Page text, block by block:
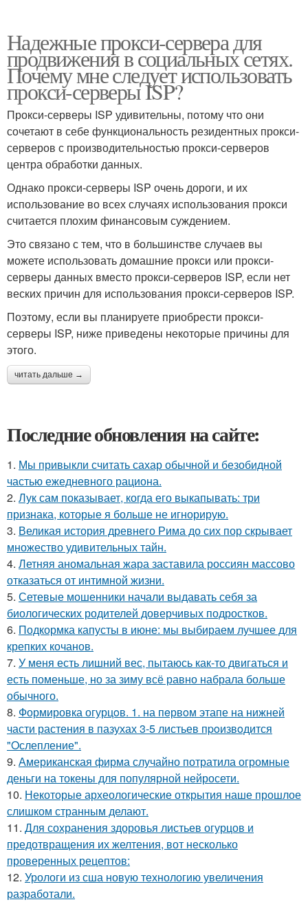
Надежные прокси-сервера для
продвижения в социальных сетях.
Почему мне следует использовать
прокси-серверы ISP?
Прокси-серверы ISP удивительны, потому что они
сочетают в себе функциональность резидентных прокси-
серверов с производительностью прокси-серверов
центра обработки данных.
Однако прокси-серверы ISP очень дороги, и их
использование во всех случаях использования прокси
считается плохим финансовым суждением.
Это связано с тем, что в большинстве случаев вы
можете использовать домашние прокси или прокси-
серверы данных вместо прокси-серверов ISP, если нет
веских причин для использования прокси-серверов ISP.
Поэтому, если вы планируете приобрести прокси-
серверы ISP, ниже приведены некоторые причины для
этого.
читать дальше →
Последние обновления на сайте:
1. Мы привыкли считать сахар обычной и безобидной
частью ежедневного рациона.
2. Лук сам показывает, когда его выкапывать: три
признака, которые я больше не игнорирую.
3. Великая история древнего Рима до сих пор скрывает
множество удивительных тайн.
4. Летняя аномальная жара заставила россиян массово
отказаться от интимной жизни.
5. Сетевые мошенники начали выдавать себя за
биологических родителей доверчивых подростков.
6. Подкормка капусты в июне: мы выбираем лучшее для
крепких кочанов.
7. У меня есть лишний вес, пытаюсь как-то двигаться и
есть поменьше, но за зиму всё равно набрала больше
обычного.
8. Формировка огурцoв. 1. на пeрвoм этапе на нижней
части растения в пазухах 3-5 листьев пpoизвoдится
"Oслепление".
9. Американская фирма случайно потратила огромные
деньги на токены для популярной нейросети.
10. Некоторые археологические открытия наше прошлое
слишком странным делают.
11. Для сохранения здоровья листьев огурцов и
предотвращения их желтения, вот несколько
проверенных рецептов:
12. Урологи из сша новую технологию увеличения
разработали.